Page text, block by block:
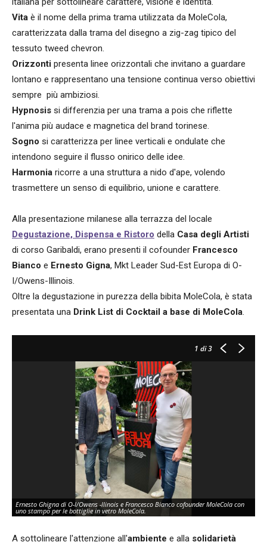
Vita è il nome della prima trama utilizzata da MoleCola,
caratterizzata dalla trama del disegno a zig-zag tipico del
tessuto tweed chevron.
Orizzonti presenta linee orizzontali che invitano a guardare
lontano e rappresentano una tensione continua verso obiettivi
sempre più ambiziosi.
Hypnosis si differenzia per una trama a pois che riflette
l'anima più audace e magnetica del brand torinese.
Sogno si caratterizza per linee verticali e ondulate che
intendono seguire il flusso onirico delle idee.
Harmonia ricorre a una struttura a nido d'ape, volendo
trasmettere un senso di equilibrio, unione e carattere.
Alla presentazione milanese alla terrazza del locale
Degustazione, Dispensa e Ristoro della Casa degli Artisti
di corso Garibaldi, erano presenti il cofounder Francesco
Bianco e Ernesto Gigna, Mkt Leader Sud-Est Europa di O-
I/Owens-Illinois.
Oltre la degustazione in purezza della bibita MoleCola, è stata
presentata una Drink List di Cocktail a base di MoleCola.
1 di 3
Ernesto Ghigna di O-I/Owens -llinois e Francesco Bianco cofounder MoleCola con
uno stampo per le bottiglie in vetro MoleCola.
A sottolineare l'attenzione all'ambiente e alla solidarietà